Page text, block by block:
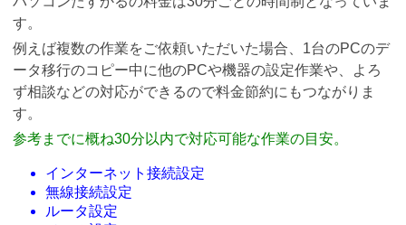
す。
例えば複数の作業をご依頼いただいた場合、1台のPCのデ
ータ移行のコピー中に他のPCや機器の設定作業や、よろ
ず相談などの対応ができるので料金節約にもつながりま
す。
参考までに概ね30分以内で対応可能な作業の目安。
インターネット接続設定
無線接続設定
ルータ設定